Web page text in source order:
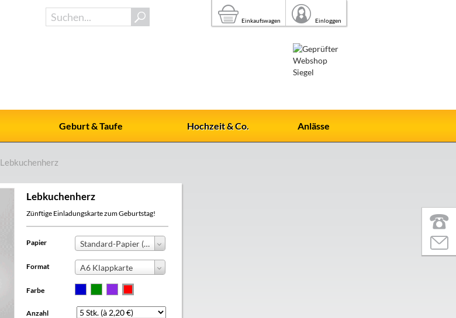
Einkaufswagen Einloggen
Geburt & Taufe Hochzeit & Co. Anlässe
Lebkuchenherz
Lebkuchenherz
Zünftige Einladungskarte zum Geburtstag!
Papier Standard-Papier (+0,00 €)
Format A6 Klappkarte
Farbe
Anzahl